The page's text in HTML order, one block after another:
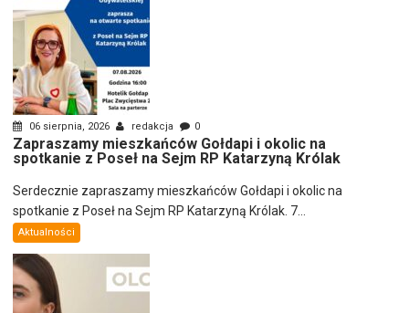
06 sierpnia, 2026 redakcja 0
Zapraszamy mieszkańców Gołdapi i okolic na
spotkanie z Poseł na Sejm RP Katarzyną Królak
Serdecznie zapraszamy mieszkańców Gołdapi i okolic na
spotkanie z Poseł na Sejm RP Katarzyną Królak. 7...
Aktualności